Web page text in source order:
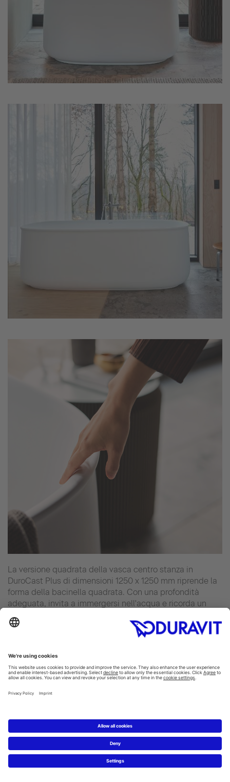
La versione quadrata della vasca centro stanza in
DuroCast Plus di dimensioni 1250 x 1250 mm riprende la
forma della bacinella quadrata. Con una profondità
adeguata, invita a immergersi nell'acqua e ricorda un
in due versioni rettangolari di dimensioni 1600 x 850 mm
e 1800 x 900 mm. Il sistema idromassaggio Air-System
Vasi e bidet abbinabili